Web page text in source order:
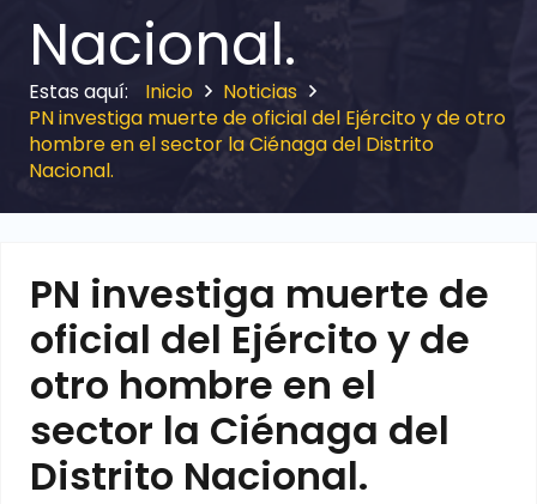
Nacional.
Inicio
Noticias
PN investiga muerte de oficial del Ejército y de otro
hombre en el sector la Ciénaga del Distrito
Nacional.
PN investiga muerte de
oficial del Ejército y de
otro hombre en el
sector la Ciénaga del
Distrito Nacional.